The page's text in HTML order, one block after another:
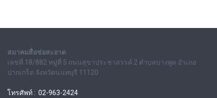
สมาคมสื่อช่อสะอาด
เลขที่ 18/882 หมู่ที่ 5 ถนนสุขาประชาสรรค์ 2 ตำบลบางพูด อำเภอ
ปากเกร็ด จังหวัดนนทบุรี 11120
โทรศัพท์ : 02-963-2424